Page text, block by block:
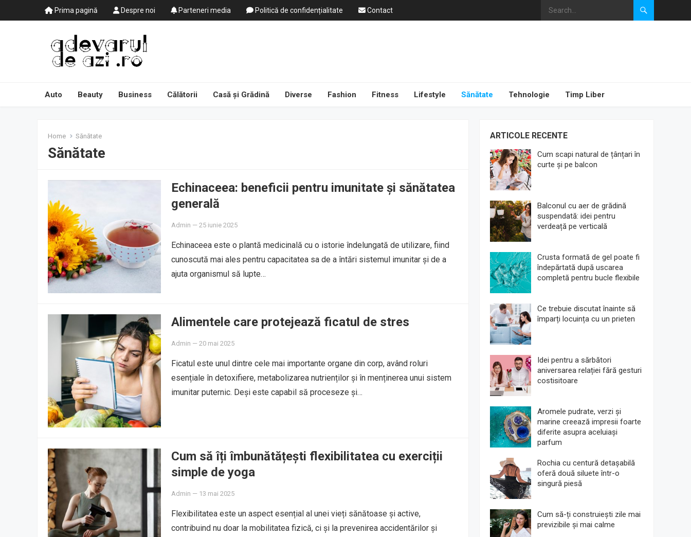
Prima pagină Despre noi Parteneri media Politică de confidențialitate Contact
Auto Beauty Business Călătorii Casă și Grădină Diverse Fashion Fitness Lifestyle Sănătate Tehnologie Timp Liber
Home Sănătate
Sănătate
Echinaceea: beneficii pentru imunitate și sănătatea
generală
Admin — 25 iunie 2025
Echinaceea este o plantă medicinală cu o istorie îndelungată de utilizare, fiind
cunoscută mai ales pentru capacitatea sa de a întări sistemul imunitar și de a
ajuta organismul să lupte…
Alimentele care protejează ficatul de stres
Admin — 20 mai 2025
Ficatul este unul dintre cele mai importante organe din corp, având roluri
esențiale în detoxifiere, metabolizarea nutrienților și în menținerea unui sistem
imunitar puternic. Deși este capabil să proceseze și…
Cum să îți îmbunătățești flexibilitatea cu exerciții
simple de yoga
Admin — 13 mai 2025
Flexibilitatea este un aspect esențial al unei vieți sănătoase și active,
contribuind nu doar la mobilitatea fizică, ci și la prevenirea accidentărilor și
ARTICOLE RECENTE
Cum scapi natural de țânțari în
curte și pe balcon
Balconul cu aer de grădină
suspendată: idei pentru
verdeață pe verticală
Crusta formată de gel poate fi
îndepărtată după uscarea
completă pentru bucle flexibile
Ce trebuie discutat înainte să
împarți locuința cu un prieten
Idei pentru a sărbători
aniversarea relației fără gesturi
costisitoare
Aromele pudrate, verzi și
marine creează impresii foarte
diferite asupra aceluiași
parfum
Rochia cu centură detașabilă
oferă două siluete într-o
singură piesă
Cum să-ți construiești zile mai
previzibile și mai calme